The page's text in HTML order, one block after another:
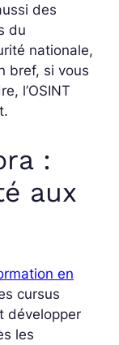
des
du
nationale,
bref, si vous
l’OSINT
:
aux
en
cursus
développer
les